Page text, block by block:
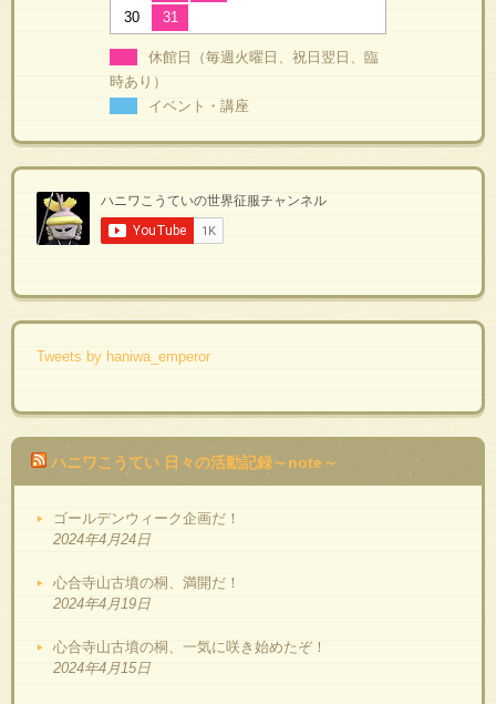
30
31
休館日（毎週火曜日、祝日翌日、臨
時あり）
イベント・講座
Tweets by haniwa_emperor
ハニワこうてい 日々の活動記録～note～
ゴールデンウィーク企画だ！
2024年4月24日
心合寺山古墳の桐、満開だ！
2024年4月19日
心合寺山古墳の桐、一気に咲き始めたぞ！
2024年4月15日